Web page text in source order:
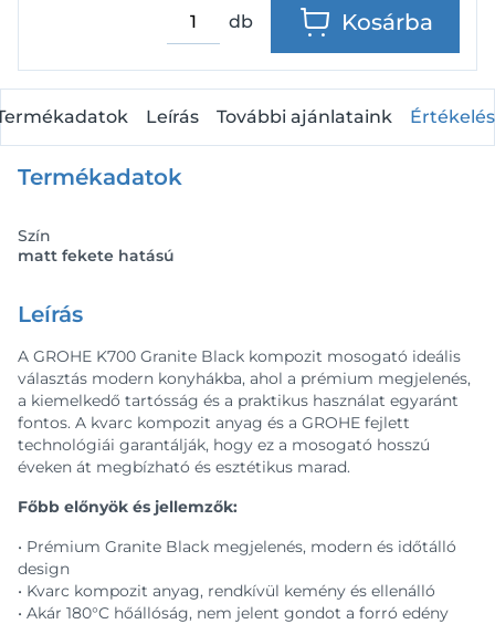
db Kosárba
Leírás További ajánlataink Értékelés
Termékadatok
Szín
matt fekete hatású
Leírás
A GROHE K700 Granite Black kompozit mosogató ideális
választás modern konyhákba, ahol a prémium megjelenés,
a kiemelkedő tartósság és a praktikus használat egyaránt
fontos. A kvarc kompozit anyag és a GROHE fejlett
technológiái garantálják, hogy ez a mosogató hosszú
éveken át megbízható és esztétikus marad.
Főbb előnyök és jellemzők:
• Prémium Granite Black megjelenés, modern és időtálló
design
• Kvarc kompozit anyag, rendkívül kemény és ellenálló
• Akár 180°C hőállóság, nem jelent gondot a forró edény